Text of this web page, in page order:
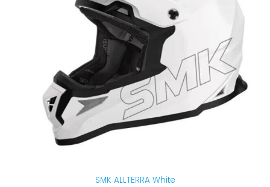
SMK ALLTERRA White